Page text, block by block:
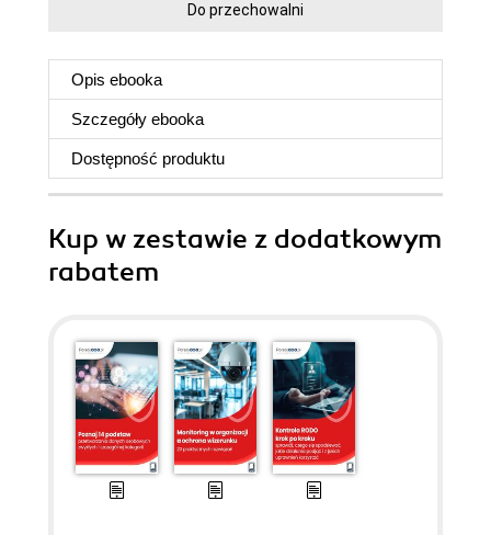
Do przechowalni
Opis ebooka
Szczegóły ebooka
Dostępność produktu
Kup w zestawie z dodatkowym
rabatem